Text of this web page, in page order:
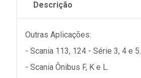
Descrição
Outras Aplicações:
- Scania 113, 124 - Série 3, 4 e 5.
- Scania Ônibus F, K e L.